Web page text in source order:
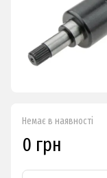
Немає в наявності
0 грн